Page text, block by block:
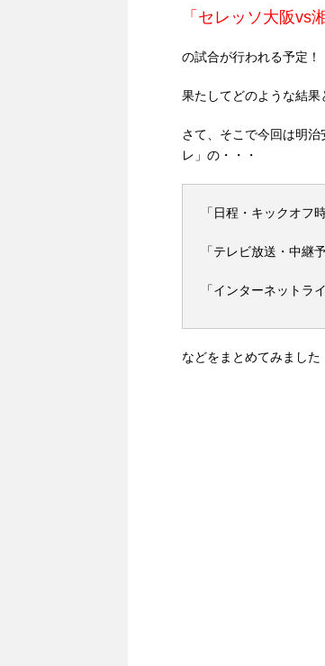
「セレッソ大阪vs
の試合が行われる予定！
果たしてどのような結果
さて、そこで今回は明
レ」の・・・
「日程・キックオフ時
「テレビ放送・中継予
「インターネットラ
などをまとめてみました